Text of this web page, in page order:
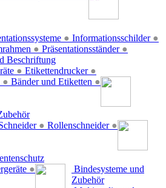
● Informationsschilder ●
● Präsentationsständer ●
Beschriftung
● Etikettendrucker ●
● Bänder und Etiketten ●
● Rollenschneider ●
●
Bindesysteme und
Zubehör